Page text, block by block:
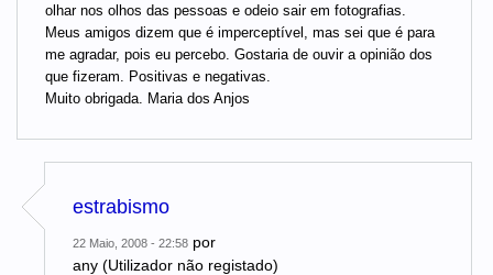
olhar nos olhos das pessoas e odeio sair em fotografias.
Meus amigos dizem que é imperceptível, mas sei que é para
me agradar, pois eu percebo. Gostaria de ouvir a opinião dos
que fizeram. Positivas e negativas.
Muito obrigada. Maria dos Anjos
estrabismo
22 Maio, 2008 - 22:58 por
any (Utilizador não registado)